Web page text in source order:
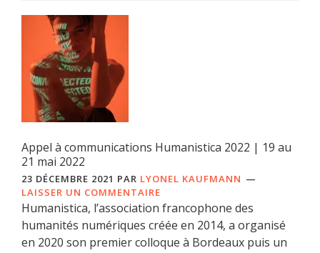
Appel à communications Humanistica 2022 | 19 au
21 mai 2022
23 DÉCEMBRE 2021 PAR LYONEL KAUFMANN
LAISSER UN COMMENTAIRE
Humanistica, l’association francophone des
humanités numériques créée en 2014, a organisé
en 2020 son premier colloque à Bordeaux puis un